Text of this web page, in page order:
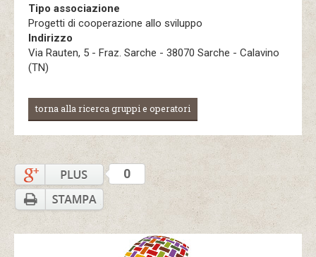
Tipo associazione
Progetti di cooperazione allo sviluppo
Indirizzo
Via Rauten, 5 - Fraz. Sarche - 38070 Sarche - Calavino
(TN)
torna alla ricerca gruppi e operatori
0